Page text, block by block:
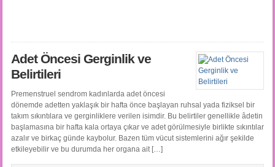
Adet Öncesi Gerginlik ve
Belirtileri
Premenstruel sendrom kadınlarda adet öncesi
dönemde adetten yaklaşık bir hafta önce başlayan ruhsal yada fiziksel bir
takım sıkıntılara ve gerginliklere verilen isimdir. Bu belirtiler genellikle âdetin
başlamasına bir hafta kala ortaya çıkar ve adet görülmesiyle birlikte sıkıntılar
azalır ve birkaç günde kaybolur. Bazen tüm vücut sistemlerini ağır şekilde
etkileyebilir ve bu durumda her organa ait […]